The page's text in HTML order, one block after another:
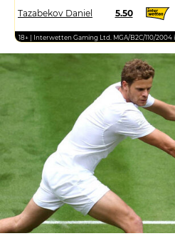
Tazabekov Daniel 5.50
18+ | Interwetten Gaming Ltd. MGA/B2C/110/